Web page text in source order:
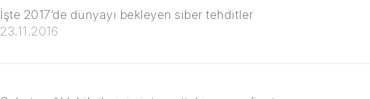
İşte 2017’de dünyayı bekleyen siber tehditler
23.11.2016